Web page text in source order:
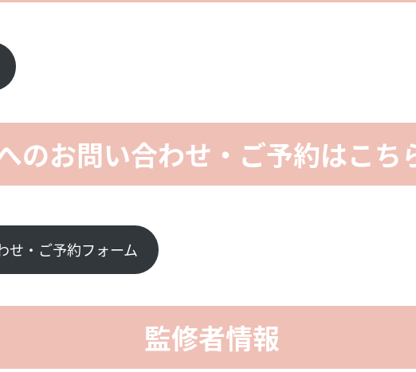
のお問い合わせ・ご予約はこち
せ・ご予約フォーム
監修者情報